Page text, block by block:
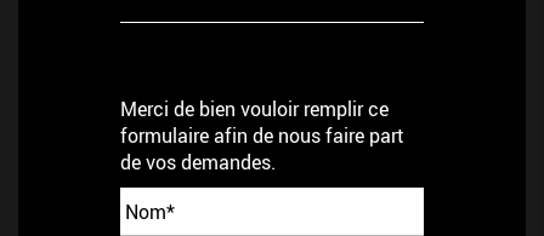
Merci de bien vouloir remplir ce
formulaire afin de nous faire part
de vos demandes.